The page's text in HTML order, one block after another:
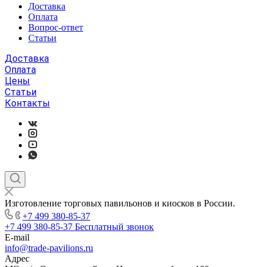
Доставка
Оплата
Вопрос-ответ
Статьи
Доставка
Оплата
Цены
Статьи
Контакты
Изготовление торговых павильонов и киосков в России.
+7 499 380-85-37
+7 499 380-85-37 Бесплатный звонок
E-mail
info@trade-pavilions.ru
Адрес